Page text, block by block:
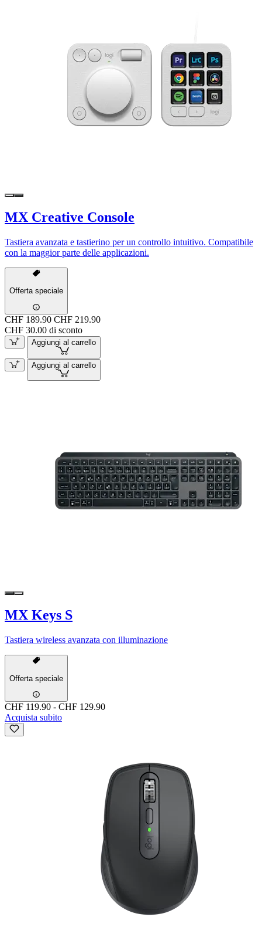
MX Creative Console
Tastiera avanzata e tastierino per un controllo intuitivo. Compatibile
con la maggior parte delle applicazioni.
Offerta speciale
CHF 189.90 CHF 219.90
CHF 30.00 di sconto
Aggiungi al carrello
Aggiungi al carrello
MX Keys S
Tastiera wireless avanzata con illuminazione
Offerta speciale
CHF 119.90 - CHF 129.90
Acquista subito